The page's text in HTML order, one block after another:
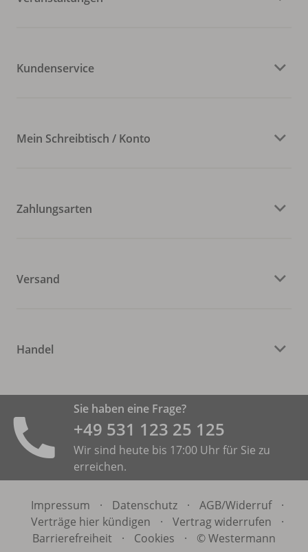
Kundenservice
Mein Schreibtisch / Konto
Zahlungsarten
Versand
Handel
Sie haben eine Frage?
+49 531 ­123 25 125
Wir sind heute bis 17:00 Uhr für Sie zu
erreichen.
Impressum · Datenschutz · AGB/Widerruf
·
Verträge hier kündigen
· Vertrag widerrufen
·
Barrierefreiheit
· Cookies · © Westermann